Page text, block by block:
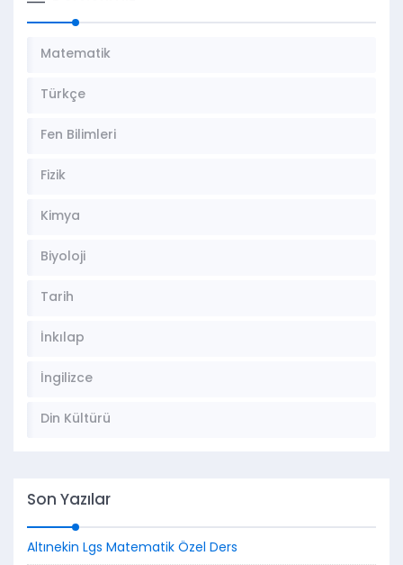
Matematik
Türkçe
Fen Bilimleri
Fizik
Kimya
Biyoloji
Tarih
İnkılap
İngilizce
Din Kültürü
Son Yazılar
Altınekin Lgs Matematik Özel Ders